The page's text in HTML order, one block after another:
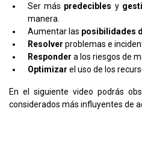
Ser más predecibles y
manera.
Aumentar las posibilidades
Resolver problemas e
Responder a los riesgos de
Optimizar el uso de los
En el siguiente video podrás
considerados más influyentes de